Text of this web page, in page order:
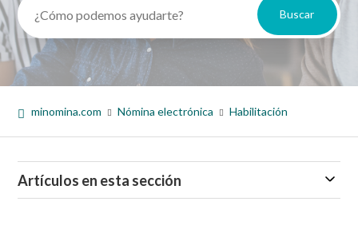
minomina.com Nómina electrónica Habilitación
Artículos en esta sección